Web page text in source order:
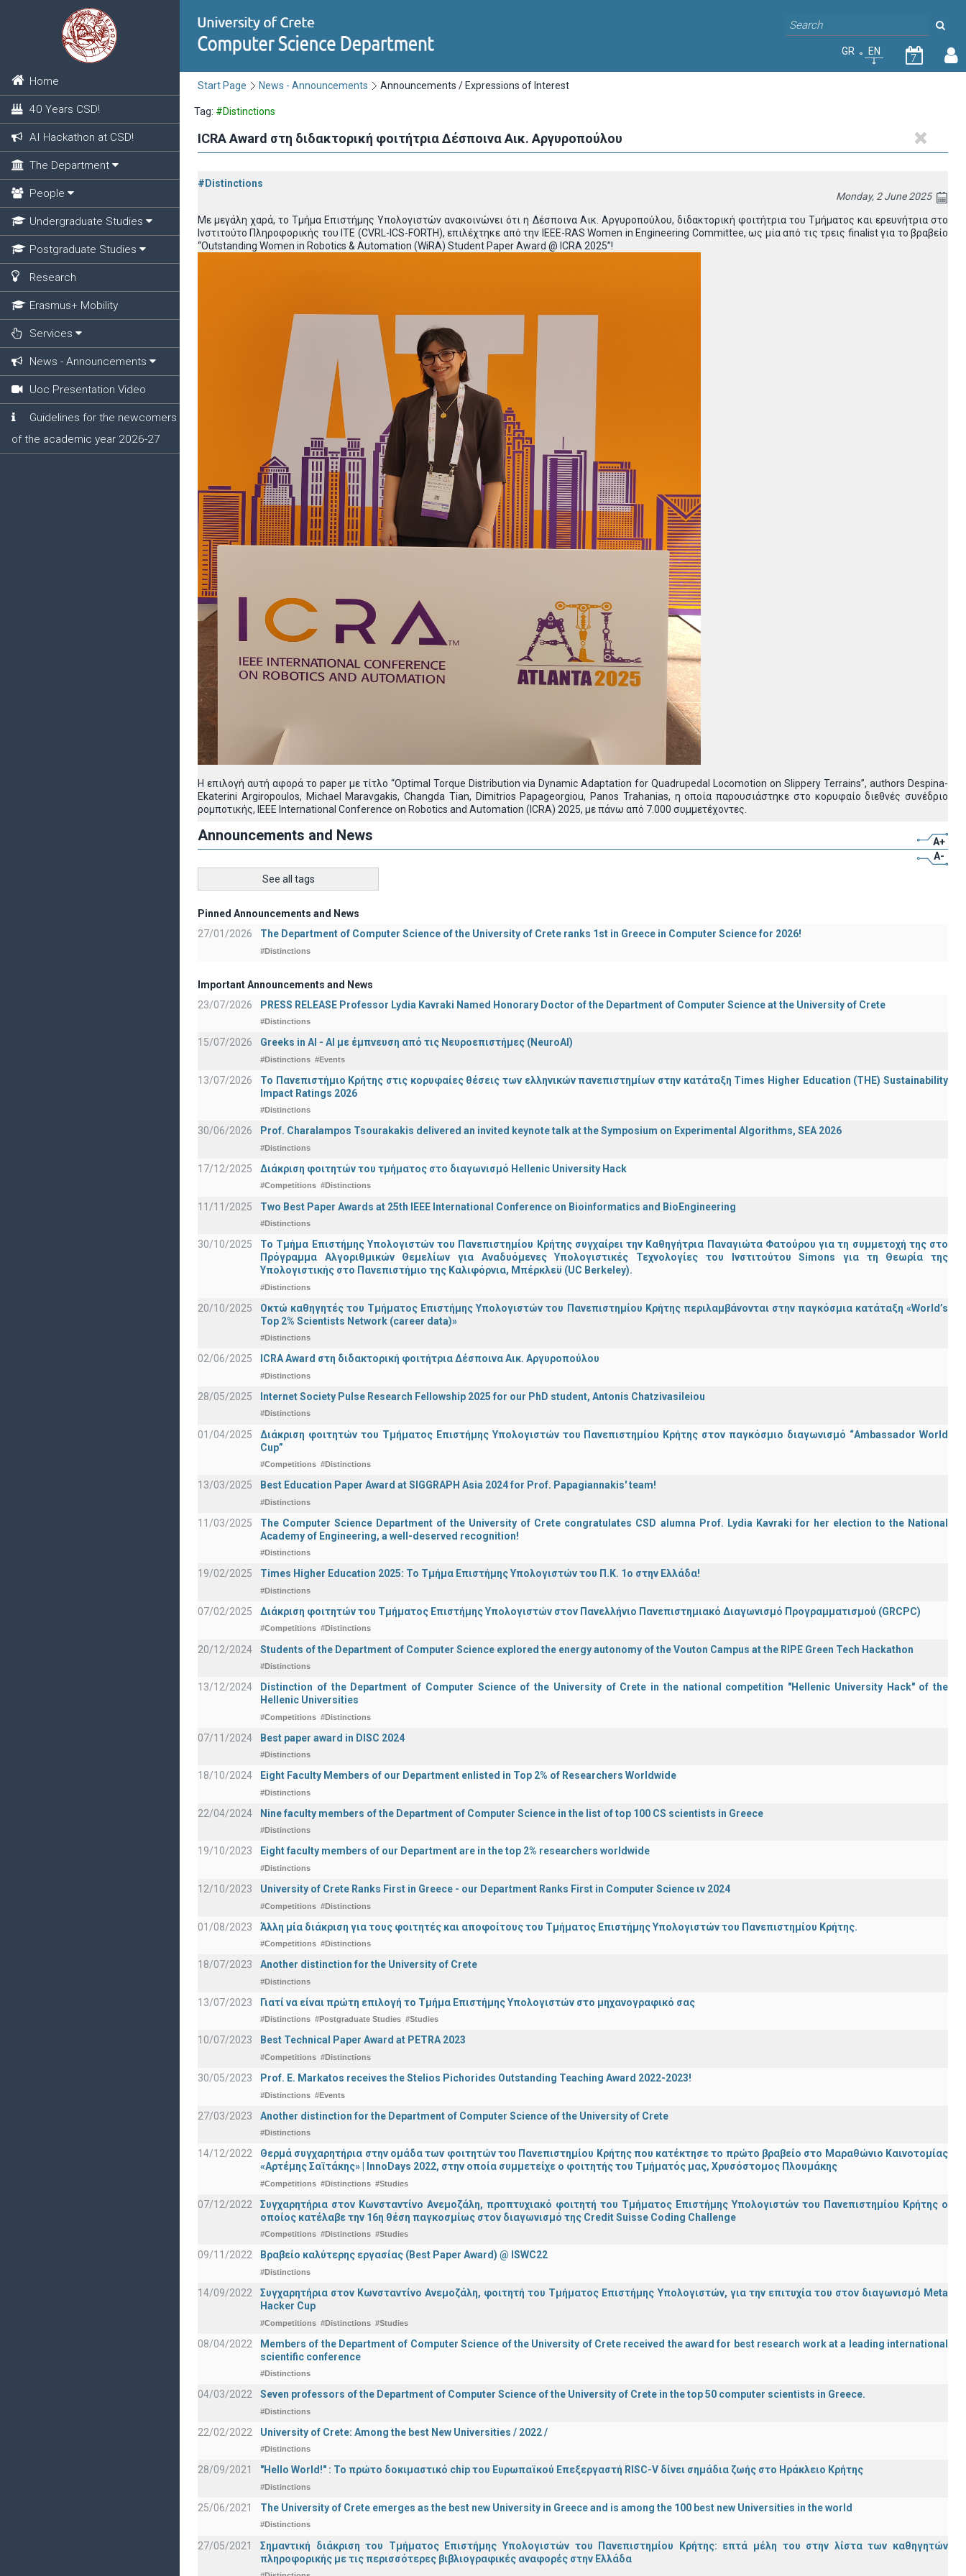
Home
40 Years CSD!
AI Hackathon at CSD!
The Department
People
Undergraduate Studies
Postgraduate Studies
Research
Erasmus+ Mobility
Services
News - Announcements
Uoc Presentation Video
Guidelines for the newcomers
of the academic year 2026-27
GR EN
7
Start Page News - Announcements Announcements / Expressions of Interest
Tag: #Distinctions
ICRA Award στη διδακτορική φοιτήτρια Δέσποινα Αικ. Αργυροπούλου
#Distinctions
Monday, 2 June 2025
Με μεγάλη χαρά, το Τμήμα Επιστήμης Υπολογιστών ανακοινώνει ότι η Δέσποινα Αικ. Αργυροπούλου, διδακτορική φοιτήτρια του Τμήματος και ερευνήτρια στο
Ινστιτούτο Πληροφορικής του ΙΤΕ (CVRL-ICS-FORTH), επιλέχτηκε από την IEEE-RAS Women in Engineering Committee, ως μία από τις τρεις finalist για το βραβείο
“Outstanding Women in Robotics & Automation (WiRA) Student Paper Award @ ICRA 2025”!
Η επιλογή αυτή αφορά το paper με τίτλο “Optimal Torque Distribution via Dynamic Adaptation for Quadrupedal Locomotion on Slippery Terrains”, authors Despina-
Ekaterini Argiropoulos, Michael Maravgakis, Changda Tian, Dimitrios Papageorgiou, Panos Trahanias, η οποία παρουσιάστηκε στο κορυφαίο διεθνές συνέδριο
ρομποτικής, IEEE International Conference on Robotics and Automation (ICRA) 2025, με πάνω από 7.000 συμμετέχοντες.
Announcements and News
A+
A-
See all tags
Pinned Announcements and News
27/01/2026
The Department of Computer Science of the University of Crete ranks 1st in Greece in Computer Science for 2026!
#Distinctions
Important Announcements and News
23/07/2026
PRESS RELEASE Professor Lydia Kavraki Named Honorary Doctor of the Department of Computer Science at the University of Crete
#Distinctions
15/07/2026 Greeks in AI - ΑΙ με έμπνευση από τις Νευροεπιστήμες (NeuroAI)
#Distinctions #Events
13/07/2026
Το Πανεπιστήμιο Κρήτης στις κορυφαίες θέσεις των ελληνικών πανεπιστημίων στην κατάταξη Times Higher Education (ΤΗΕ) Sustainability
Impact Ratings 2026
#Distinctions
30/06/2026 Prof. Charalampos Tsourakakis delivered an invited keynote talk at the Symposium on Experimental Algorithms, SEA 2026
#Distinctions
17/12/2025 Διάκριση φοιτητών του τμήματος στο διαγωνισμό Hellenic University Hack
#Competitions #Distinctions
11/11/2025 Two Best Paper Awards at 25th IEEE International Conference on Bioinformatics and BioEngineering
#Distinctions
30/10/2025
Το Τμήμα Επιστήμης Υπολογιστών του Πανεπιστημίου Κρήτης συγχαίρει την Καθηγήτρια Παναγιώτα Φατούρου για τη συμμετοχή της στο
Πρόγραμμα Αλγοριθμικών Θεμελίων για Αναδυόμενες Υπολογιστικές Τεχνολογίες του Ινστιτούτου Simons για τη Θεωρία της
Υπολογιστικής στο Πανεπιστήμιο της Καλιφόρνια, Μπέρκλεϋ (UC Berkeley).
#Distinctions
20/10/2025
Οκτώ καθηγητές του Τμήματος Επιστήμης Υπολογιστών του Πανεπιστημίου Κρήτης περιλαμβάνονται στην παγκόσμια κατάταξη «World’s
Top 2% Scientists Network (career data)»
#Distinctions
02/06/2025 ICRA Award στη διδακτορική φοιτήτρια Δέσποινα Αικ. Αργυροπούλου
#Distinctions
28/05/2025 Internet Society Pulse Research Fellowship 2025 for our PhD student, Antonis Chatzivasileiou
#Distinctions
01/04/2025
Διάκριση φοιτητών του Τμήματος Επιστήμης Υπολογιστών του Πανεπιστημίου Κρήτης στον παγκόσμιο διαγωνισμό “Ambassador World
Cup”
#Competitions #Distinctions
13/03/2025 Best Education Paper Award at SIGGRAPH Asia 2024 for Prof. Papagiannakis' team!
#Distinctions
11/03/2025
The Computer Science Department of the University of Crete congratulates CSD alumna Prof. Lydia Kavraki for her election to the National
Academy of Engineering, a well-deserved recognition!
#Distinctions
19/02/2025 Times Higher Education 2025: Το Τμήμα Επιστήμης Υπολογιστών του Π.Κ. 1ο στην Ελλάδα!
#Distinctions
07/02/2025 Διάκριση φοιτητών του Τμήματος Επιστήμης Υπολογιστών στον Πανελλήνιο Πανεπιστημιακό Διαγωνισμό Προγραμματισμού (GRCPC)
#Competitions #Distinctions
20/12/2024 Students of the Department of Computer Science explored the energy autonomy of the Vouton Campus at the RIPE Green Tech Hackathon
#Distinctions
13/12/2024
Distinction of the Department of Computer Science of the University of Crete in the national competition "Hellenic University Hack" of the
Hellenic Universities
#Competitions #Distinctions
07/11/2024 Best paper award in DISC 2024
#Distinctions
18/10/2024 Eight Faculty Members of our Department enlisted in Top 2% of Researchers Worldwide
#Distinctions
22/04/2024 Nine faculty members of the Department of Computer Science in the list of top 100 CS scientists in Greece
#Distinctions
19/10/2023 Eight faculty members of our Department are in the top 2% researchers worldwide
#Distinctions
12/10/2023 University of Crete Ranks First in Greece - our Department Ranks First in Computer Science ιν 2024
#Competitions #Distinctions
01/08/2023 Άλλη μία διάκριση για τους φοιτητές και αποφοίτους του Τμήματος Επιστήμης Υπολογιστών του Πανεπιστημίου Κρήτης.
#Competitions #Distinctions
18/07/2023 Another distinction for the University of Crete
#Distinctions
13/07/2023 Γιατί να είναι πρώτη επιλογή το Τμήμα Επιστήμης Υπολογιστών στο μηχανογραφικό σας
#Distinctions #Postgraduate Studies #Studies
10/07/2023 Best Technical Paper Award at PETRA 2023
#Competitions #Distinctions
30/05/2023 Prof. E. Markatos receives the Stelios Pichorides Outstanding Teaching Award 2022-2023!
#Distinctions #Events
27/03/2023 Another distinction for the Department of Computer Science of the University of Crete
#Distinctions
14/12/2022
Θερμά συγχαρητήρια στην ομάδα των φοιτητών του Πανεπιστημίου Κρήτης που κατέκτησε το πρώτο βραβείο στο Μαραθώνιο Καινοτομίας
«Αρτέμης Σαϊτάκης» | InnoDays 2022, στην οποία συμμετείχε ο φοιτητής του Τμήματός μας, Χρυσόστομος Πλουμάκης
#Competitions #Distinctions #Studies
07/12/2022
Συγχαρητήρια στον Κωνσταντίνο Ανεμοζάλη, προπτυχιακό φοιτητή του Τμήματος Επιστήμης Υπολογιστών του Πανεπιστημίου Κρήτης ο
οποίος κατέλαβε την 16η θέση παγκοσμίως στον διαγωνισμό της Credit Suisse Coding Challenge
#Competitions #Distinctions #Studies
09/11/2022 Βραβείο καλύτερης εργασίας (Best Paper Award) @ ISWC22
#Distinctions
14/09/2022
Συγχαρητήρια στον Κωνσταντίνο Ανεμοζάλη, φοιτητή του Τμήματος Επιστήμης Υπολογιστών, για την επιτυχία του στον διαγωνισμό Meta
Hacker Cup
#Competitions #Distinctions #Studies
08/04/2022
Members of the Department of Computer Science of the University of Crete received the award for best research work at a leading international
scientific conference
#Distinctions
04/03/2022 Seven professors of the Department of Computer Science of the University of Crete in the top 50 computer scientists in Greece.
#Distinctions
22/02/2022 University of Crete: Among the best New Universities / 2022 /
#Distinctions
28/09/2021 "Hello World!" : Το πρώτο δοκιμαστικό chip του Ευρωπαϊκού Επεξεργαστή RISC-V δίνει σημάδια ζωής στο Ηράκλειο Κρήτης
#Distinctions
25/06/2021 The University of Crete emerges as the best new University in Greece and is among the 100 best new Universities in the world
#Distinctions
27/05/2021
Σημαντική διάκριση του Τμήματος Επιστήμης Υπολογιστών του Πανεπιστημίου Κρήτης: επτά μέλη του στην λίστα των καθηγητών
πληροφορικής με τις περισσότερες βιβλιογραφικές αναφορές στην Ελλάδα